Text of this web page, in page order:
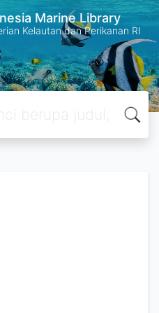
Marine Library
Kelautan dan Perikanan RI